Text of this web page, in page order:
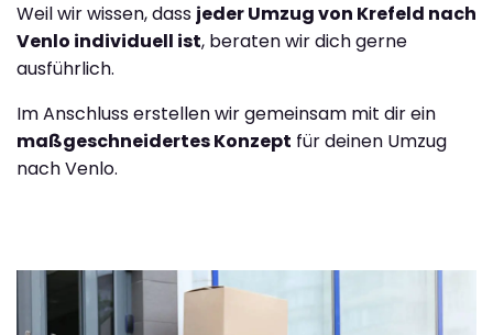
Weil wir wissen, dass jeder Umzug von Krefeld nach
Venlo individuell ist, beraten wir dich gerne
ausführlich.
Im Anschluss erstellen wir gemeinsam mit dir ein
maßgeschneidertes Konzept für deinen Umzug
nach Venlo.